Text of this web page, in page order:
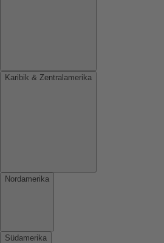
Karibik & Zentralamerika
Nordamerika
Südamerika